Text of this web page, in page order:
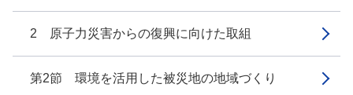
2 原子力災害からの復興に向けた取組
第2節 環境を活用した被災地の地域づくり